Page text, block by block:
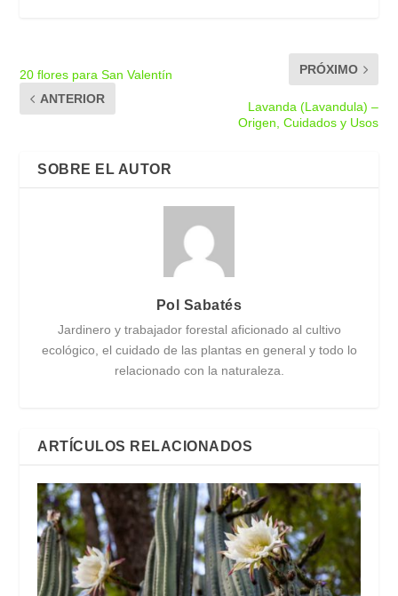
20 flores para San Valentín
ANTERIOR
PRÓXIMO
Lavanda (Lavandula) –
Origen, Cuidados y Usos
SOBRE EL AUTOR
Pol Sabatés
Jardinero y trabajador forestal aficionado al cultivo
ecológico, el cuidado de las plantas en general y todo lo
relacionado con la naturaleza.
ARTÍCULOS RELACIONADOS